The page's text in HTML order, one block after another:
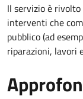
Il servizio è
interventi che
pubblico (ad
riparazioni, lavori